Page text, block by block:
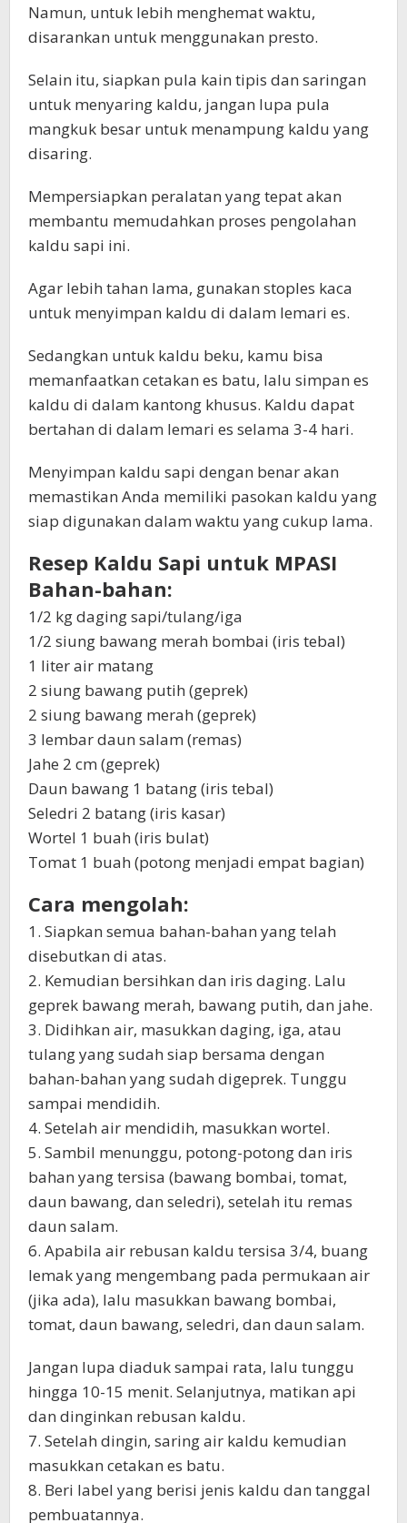
Namun, untuk lebih menghemat waktu,
disarankan untuk menggunakan presto.
Selain itu, siapkan pula kain tipis dan saringan
untuk menyaring kaldu, jangan lupa pula
mangkuk besar untuk menampung kaldu yang
disaring.
Mempersiapkan peralatan yang tepat akan
membantu memudahkan proses pengolahan
kaldu sapi ini.
Agar lebih tahan lama, gunakan stoples kaca
untuk menyimpan kaldu di dalam lemari es.
Sedangkan untuk kaldu beku, kamu bisa
memanfaatkan cetakan es batu, lalu simpan es
kaldu di dalam kantong khusus. Kaldu dapat
bertahan di dalam lemari es selama 3-4 hari.
Menyimpan kaldu sapi dengan benar akan
memastikan Anda memiliki pasokan kaldu yang
siap digunakan dalam waktu yang cukup lama.
Resep Kaldu Sapi untuk MPASI
Bahan-bahan:
1/2 kg daging sapi/tulang/iga
1/2 siung bawang merah bombai (iris tebal)
1 liter air matang
2 siung bawang putih (geprek)
2 siung bawang merah (geprek)
3 lembar daun salam (remas)
Jahe 2 cm (geprek)
Daun bawang 1 batang (iris tebal)
Seledri 2 batang (iris kasar)
Wortel 1 buah (iris bulat)
Tomat 1 buah (potong menjadi empat bagian)
Cara mengolah:
1. Siapkan semua bahan-bahan yang telah
disebutkan di atas.
2. Kemudian bersihkan dan iris daging. Lalu
geprek bawang merah, bawang putih, dan jahe.
3. Didihkan air, masukkan daging, iga, atau
tulang yang sudah siap bersama dengan
bahan-bahan yang sudah digeprek. Tunggu
sampai mendidih.
4. Setelah air mendidih, masukkan wortel.
5. Sambil menunggu, potong-potong dan iris
bahan yang tersisa (bawang bombai, tomat,
daun bawang, dan seledri), setelah itu remas
daun salam.
6. Apabila air rebusan kaldu tersisa 3/4, buang
lemak yang mengembang pada permukaan air
(jika ada), lalu masukkan bawang bombai,
tomat, daun bawang, seledri, dan daun salam.
Jangan lupa diaduk sampai rata, lalu tunggu
hingga 10-15 menit. Selanjutnya, matikan api
dan dinginkan rebusan kaldu.
7. Setelah dingin, saring air kaldu kemudian
masukkan cetakan es batu.
8. Beri label yang berisi jenis kaldu dan tanggal
pembuatannya.